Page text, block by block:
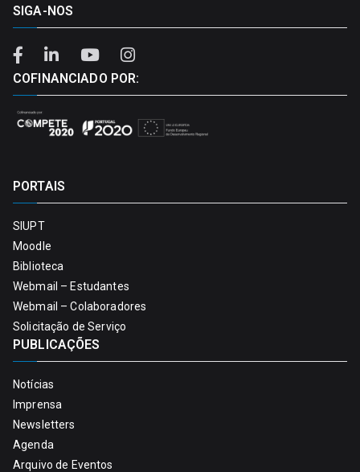
SIGA-NOS
COFINANCIADO POR:
PORTAIS
SIUPT
Moodle
Biblioteca
Webmail – Estudantes
Webmail – Colaboradores
Solicitação de Serviço
PUBLICAÇÕES
Notícias
Imprensa
Newsletters
Agenda
Arquivo de Eventos